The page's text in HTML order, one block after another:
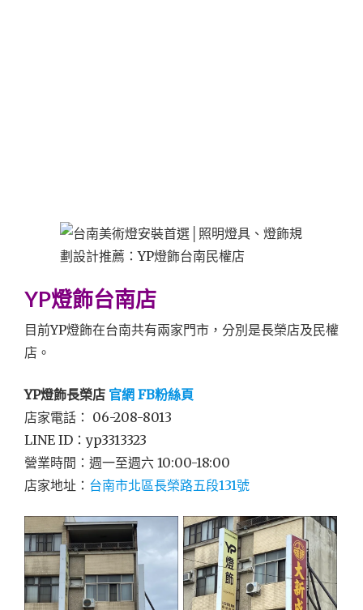
YP燈飾台南店
目前YP燈飾在台南共有兩家門市，分別是長榮店及民權
店。
YP燈飾長榮店 官網 FB粉絲頁
店家電話： 06-208-8013
LINE ID：yp3313323
營業時間：週一至週六 10:00-18:00
店家地址： 台南市北區長榮路五段131號